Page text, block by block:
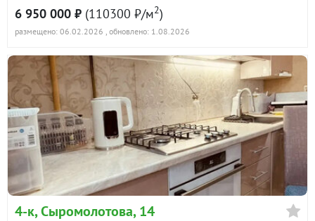
6 950 000 ₽ (110300 ₽/м2)
размещено: 06.02.2026 , обновлено: 1.08.2026
4-к, Сыромолотова, 14